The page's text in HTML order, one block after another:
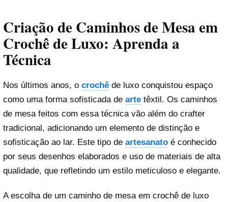
Criação de Caminhos de Mesa em
Crochê de Luxo: Aprenda a
Técnica
Nos últimos anos, o crochê de luxo conquistou espaço
como uma forma sofisticada de arte têxtil. Os caminhos
de mesa feitos com essa técnica vão além do crafter
tradicional, adicionando um elemento de distinção e
sofisticação ao lar. Este tipo de artesanato é conhecido
por seus desenhos elaborados e uso de materiais de alta
qualidade, que refletindo um estilo meticuloso e elegante.
A escolha de um caminho de mesa em crochê de luxo